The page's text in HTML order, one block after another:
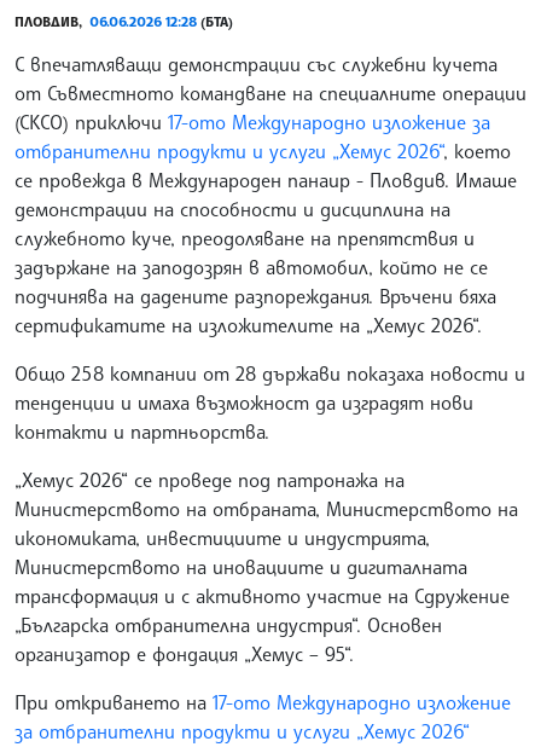
ПЛОВДИВ, 06.06.2026 12:28 (БТА)
С впечатляващи демонстрации със служебни кучета
от Съвместното командване на специалните операции
(СКСО) приключи 17-ото Международно изложение за
отбранителни продукти и услуги „Хемус 2026“, което
се провежда в Международен панаир - Пловдив. Имаше
демонстрации на способности и дисциплина на
служебното куче, преодоляване на препятствия и
задържане на заподозрян в автомобил, който не се
подчинява на дадените разпореждания. Връчени бяха
сертификатите на изложителите на „Хемус 2026“.
Общо 258 компании от 28 държави показаха новости и
тенденции и имаха възможност да изградят нови
контакти и партньорства.
„Хемус 2026“ се проведе под патронажа на
Министерството на отбраната, Министерството на
икономиката, инвестициите и индустрията,
Министерството на иновациите и дигиталната
трансформация и с активното участие на Сдружение
„Българска отбранителна индустрия“. Основен
организатор е фондация „Хемус – 95“.
При откриването на 17-ото Международно изложение
за отбранителни продукти и услуги „Хемус 2026“